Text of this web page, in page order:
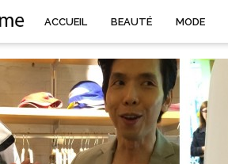
ACCUEIL BEAUTÉ MODE